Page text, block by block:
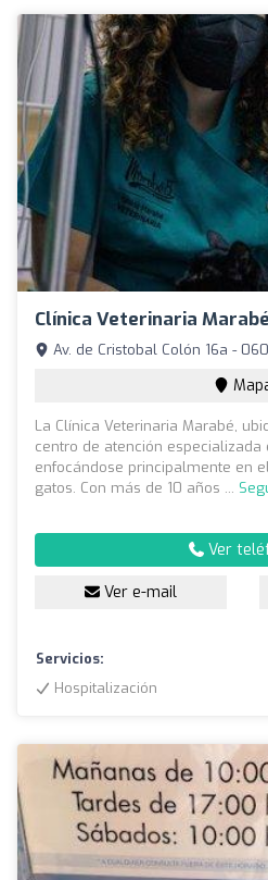
Clínica Veterinaria Marabé
Av. de Cristobal Colón 16a -
La Clínica Veterinaria Marabé,
centro de atención especializada
enfocándose principalmente en
gatos. Con más de 10 años ...
Ver
Ver e-mail
Servicios:
Hospitalización